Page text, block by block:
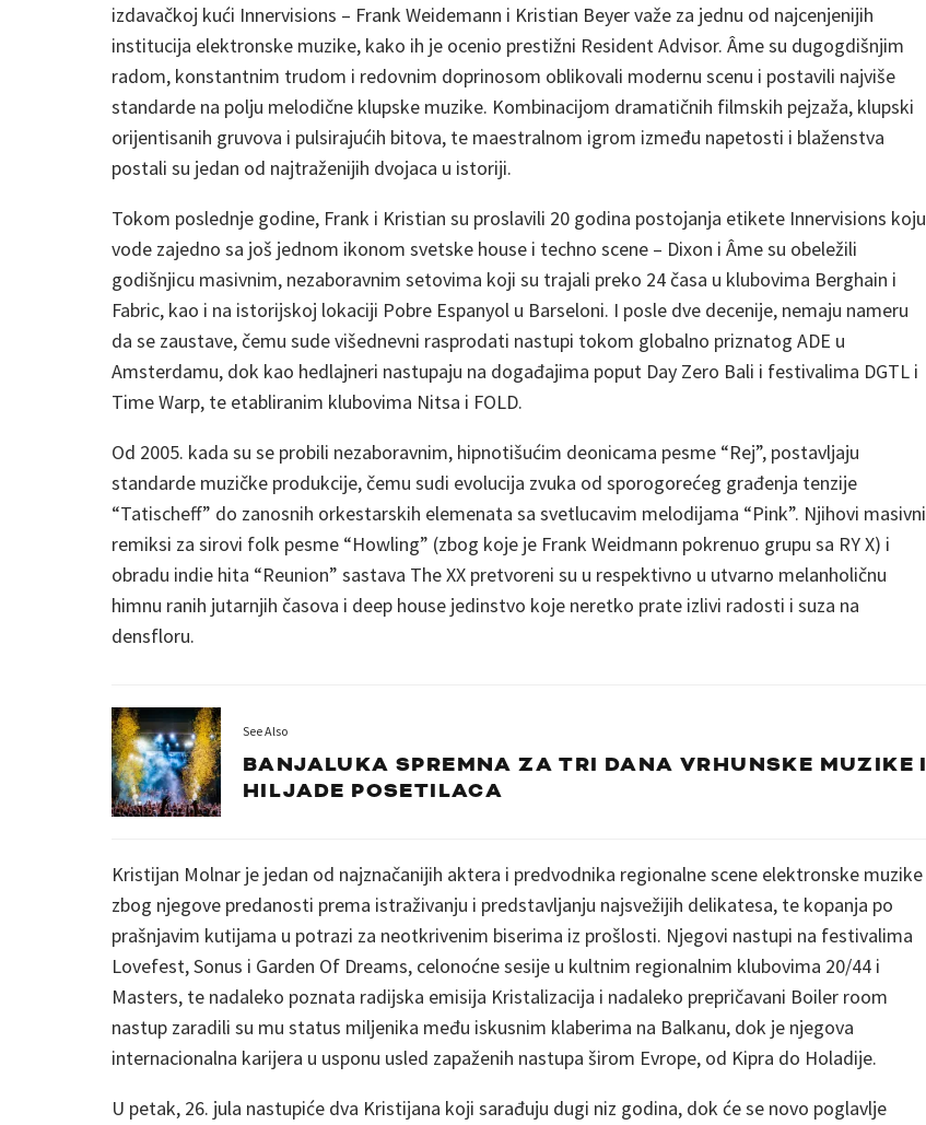
izdavačkoj kući Innervisions – Frank Weidemann i Kristian Beyer važe za jednu od najcenjenijih
institucija elektronske muzike, kako ih je ocenio prestižni Resident Advisor. Âme su dugogdišnjim
radom, konstantnim trudom i redovnim doprinosom oblikovali modernu scenu i postavili najviše
standarde na polju melodične klupske muzike. Kombinacijom dramatičnih filmskih pejzaža, klupski
orijentisanih gruvova i pulsirajućih bitova, te maestralnom igrom između napetosti i blaženstva
postali su jedan od najtraženijih dvojaca u istoriji.
Tokom poslednje godine, Frank i Kristian su proslavili 20 godina postojanja etikete Innervisions koju
vode zajedno sa još jednom ikonom svetske house i techno scene – Dixon i Âme su obeležili
godišnjicu masivnim, nezaboravnim setovima koji su trajali preko 24 časa u klubovima Berghain i
Fabric, kao i na istorijskoj lokaciji Pobre Espanyol u Barseloni. I posle dve decenije, nemaju nameru
da se zaustave, čemu sude višednevni rasprodati nastupi tokom globalno priznatog ADE u
Amsterdamu, dok kao hedlajneri nastupaju na događajima poput Day Zero Bali i festivalima DGTL i
Time Warp, te etabliranim klubovima Nitsa i FOLD.
Od 2005. kada su se probili nezaboravnim, hipnotišućim deonicama pesme “Rej”, postavljaju
standarde muzičke produkcije, čemu sudi evolucija zvuka od sporogorećeg građenja tenzije
“Tatischeff” do zanosnih orkestarskih elemenata sa svetlucavim melodijama “Pink”. Njihovi masivni
remiksi za sirovi folk pesme “Howling” (zbog koje je Frank Weidmann pokrenuo grupu sa RY X) i
obradu indie hita “Reunion” sastava The XX pretvoreni su u respektivno u utvarno melanholičnu
himnu ranih jutarnjih časova i deep house jedinstvo koje neretko prate izlivi radosti i suza na
densfloru.
See Also
BANJALUKA SPREMNA ZA TRI DANA VRHUNSKE MUZIKE I
HILJADE POSETILACA
Kristijan Molnar je jedan od najznačanijih aktera i predvodnika regionalne scene elektronske muzike
zbog njegove predanosti prema istraživanju i predstavljanju najsvežijih delikatesa, te kopanja po
prašnjavim kutijama u potrazi za neotkrivenim biserima iz prošlosti. Njegovi nastupi na festivalima
Lovefest, Sonus i Garden Of Dreams, celonoćne sesije u kultnim regionalnim klubovima 20/44 i
Masters, te nadaleko poznata radijska emisija Kristalizacija i nadaleko prepričavani Boiler room
nastup zaradili su mu status miljenika među iskusnim klaberima na Balkanu, dok je njegova
internacionalna karijera u usponu usled zapaženih nastupa širom Evrope, od Kipra do Holadije.
U petak, 26. jula nastupiće dva Kristijana koji sarađuju dugi niz godina, dok će se novo poglavlje